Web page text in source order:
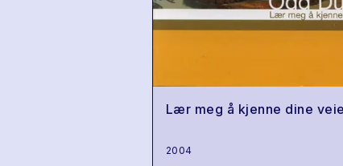
Lær meg å kjenne dine veie
2004